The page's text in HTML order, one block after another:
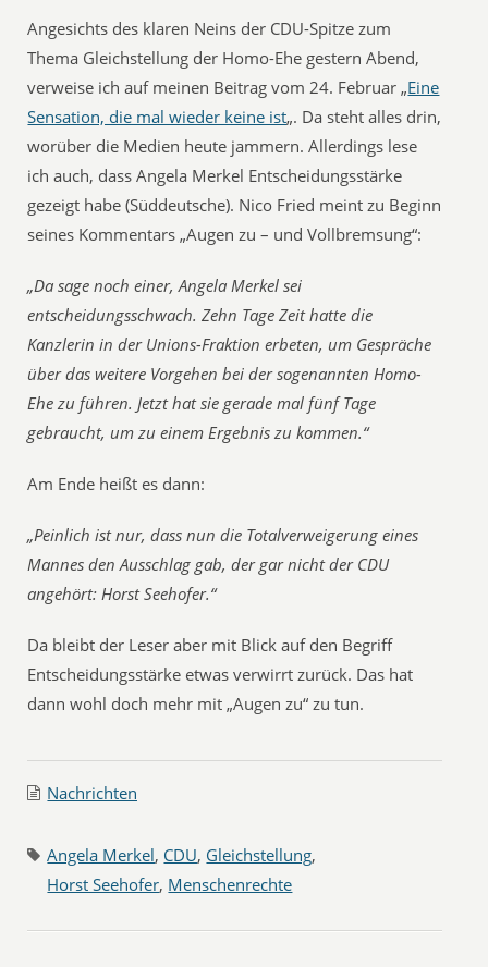
Angesichts des klaren Neins der CDU-Spitze zum
Thema Gleichstellung der Homo-Ehe gestern Abend,
verweise ich auf meinen Beitrag vom 24. Februar „Eine
Sensation, die mal wieder keine ist„. Da steht alles drin,
worüber die Medien heute jammern. Allerdings lese
ich auch, dass Angela Merkel Entscheidungsstärke
gezeigt habe (Süddeutsche). Nico Fried meint zu Beginn
seines Kommentars „Augen zu – und Vollbremsung“:
„Da sage noch einer, Angela Merkel sei
entscheidungsschwach. Zehn Tage Zeit hatte die
Kanzlerin in der Unions-Fraktion erbeten, um Gespräche
über das weitere Vorgehen bei der sogenannten Homo-
Ehe zu führen. Jetzt hat sie gerade mal fünf Tage
gebraucht, um zu einem Ergebnis zu kommen.“
Am Ende heißt es dann:
„Peinlich ist nur, dass nun die Totalverweigerung eines
Mannes den Ausschlag gab, der gar nicht der CDU
angehört: Horst Seehofer.“
Da bleibt der Leser aber mit Blick auf den Begriff
Entscheidungsstärke etwas verwirrt zurück. Das hat
dann wohl doch mehr mit „Augen zu“ zu tun.
Nachrichten
Angela Merkel, CDU, Gleichstellung,
Horst Seehofer, Menschenrechte